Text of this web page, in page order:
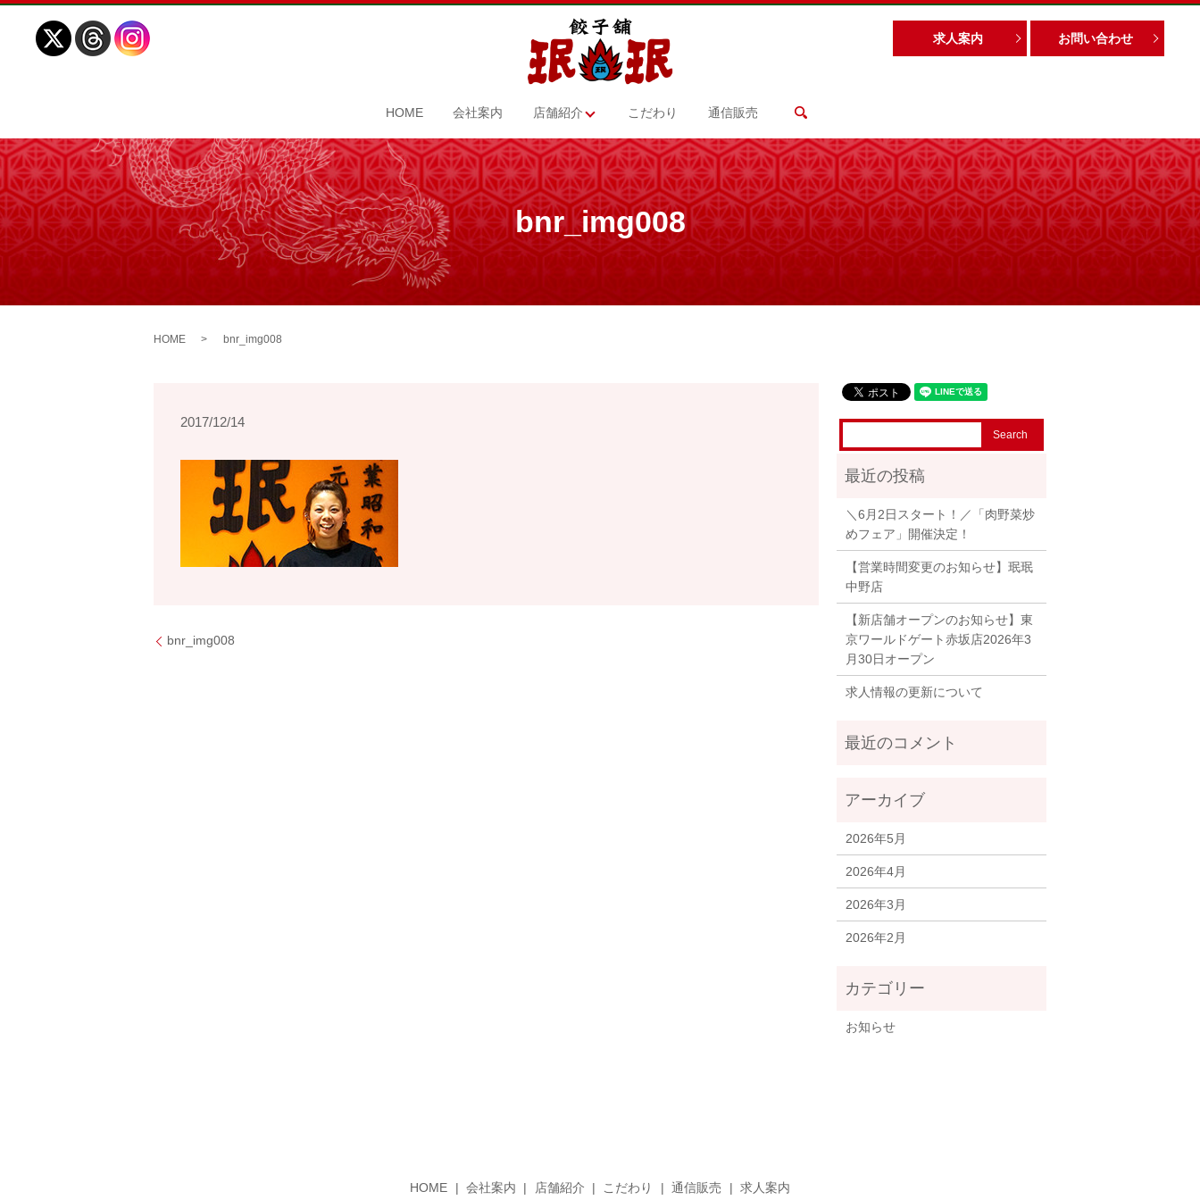
求人案内 お問い合わせ
HOME 会社案内 店舗紹介 こだわり 通信販売
bnr_img008
HOME bnr_img008
2017/12/14
bnr_img008
＼6月2日スタート！／「肉野菜炒
めフェア」開催決定！
【営業時間変更のお知らせ】珉珉
中野店
【新店舗オープンのお知らせ】東
京ワールドゲート赤坂店2026年3
月30日オープン
求人情報の更新について
2026年5月
2026年4月
2026年3月
2026年2月
お知らせ
HOME 会社案内 店舗紹介 こだわり 通信販売 求人案内